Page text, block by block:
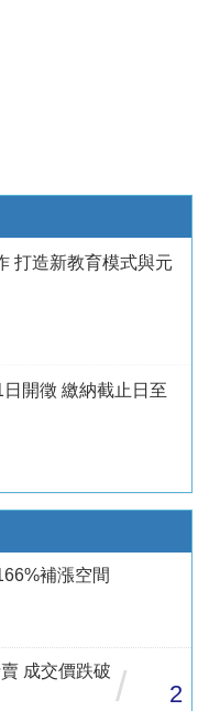
打造新教育模式與元
開徵 繳納截止日至
補漲空間
成交價跌破 / 2